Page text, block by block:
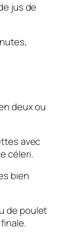
jus de
deux ou
avec
céleri.
bien
de poulet